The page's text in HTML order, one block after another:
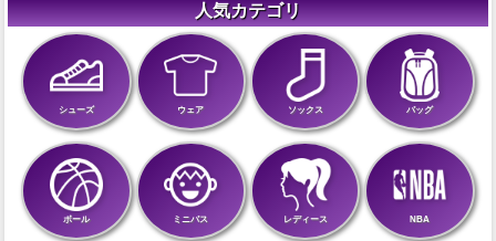
人気カテゴリ
シューズ ウェア ソックス バッグ
ボール ミニバス レディース NBA